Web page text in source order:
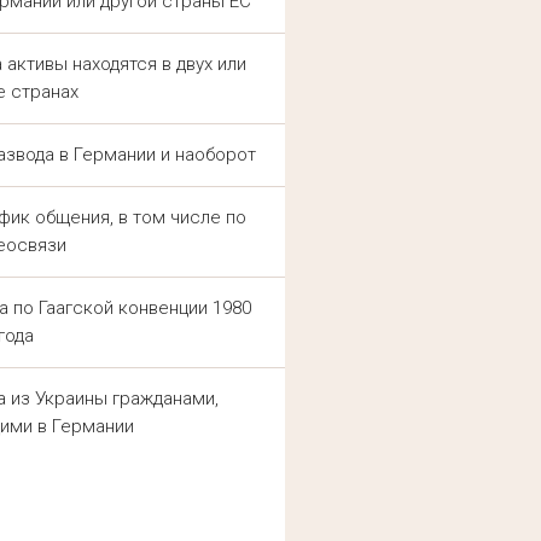
делами: разводом,
часто не знает, какие
быстрее находить
поэтому юридическая
и культуру украинских
в Германии — это
Наши адвокаты имеют опыт
находятся в двух или
странах
в Германии и наоборот
общения, в том числе по
по Гаагской конвенции 1980
года
из Украины гражданами,
в Германии